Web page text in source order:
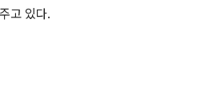
고 있다.